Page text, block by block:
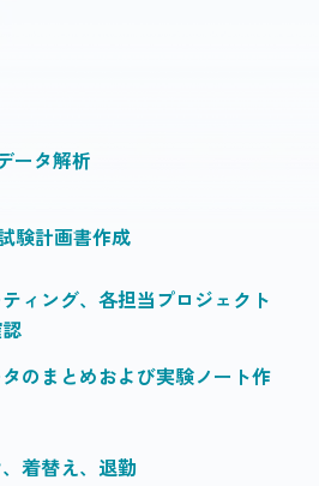
ータ解析
験計画書作成
ィング、各担当プロジェクト
のまとめおよび実験ノート作
着替え、退勤